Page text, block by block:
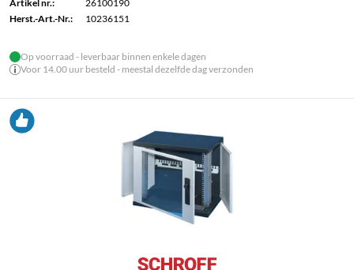
Artikel nr.:
26100190
Herst.-Art.-Nr.:
10236151
Op voorraad - leverbaar binnen enkele dagen
Voor 14.00 uur besteld - meestal dezelfde dag verzonden